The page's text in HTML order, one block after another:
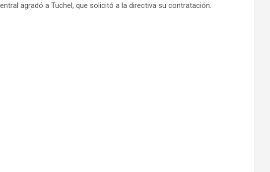
agradó a Tuchel, que solicitó a la directiva su contratación.